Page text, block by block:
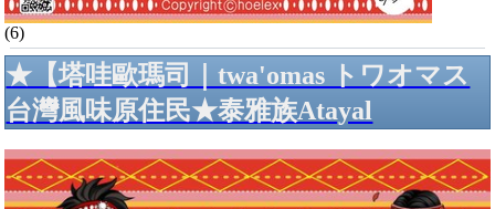
(6)
★【塔哇歐瑪司｜twa'omas トワオマス
台灣風味原住民★泰雅族Atayal